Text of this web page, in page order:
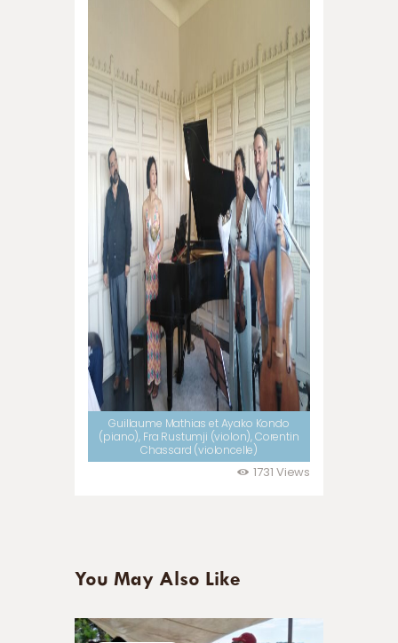
Guillaume Mathias et Ayako Kondo
(piano), Fra Rustumji (violon), Corentin
Chassard (violoncelle)
1731 Views
You May Also Like